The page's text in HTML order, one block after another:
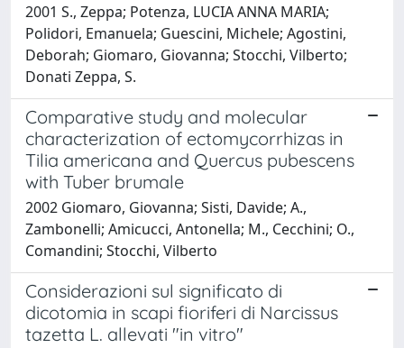
2001 S., Zeppa; Potenza, LUCIA ANNA MARIA;
Polidori, Emanuela; Guescini, Michele; Agostini,
Deborah; Giomaro, Giovanna; Stocchi, Vilberto;
Donati Zeppa, S.
Comparative study and molecular
characterization of ectomycorrhizas in
Tilia americana and Quercus pubescens
with Tuber brumale
2002 Giomaro, Giovanna; Sisti, Davide; A.,
Zambonelli; Amicucci, Antonella; M., Cecchini; O.,
Comandini; Stocchi, Vilberto
Considerazioni sul significato di
dicotomia in scapi fioriferi di Narcissus
tazetta L. allevati "in vitro"